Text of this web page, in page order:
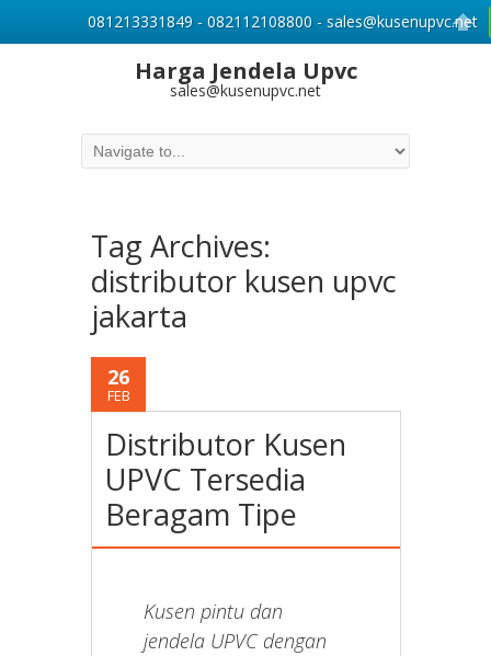
Harga Jendela Upvc
sales@kusenupvc.net
Tag Archives:
distributor kusen upvc
jakarta
26
FEB
Distributor Kusen
UPVC Tersedia
Beragam Tipe
Kusen pintu dan
jendela UPVC dengan
081213331849 - 082112108800 - sales@kusenupvc.net